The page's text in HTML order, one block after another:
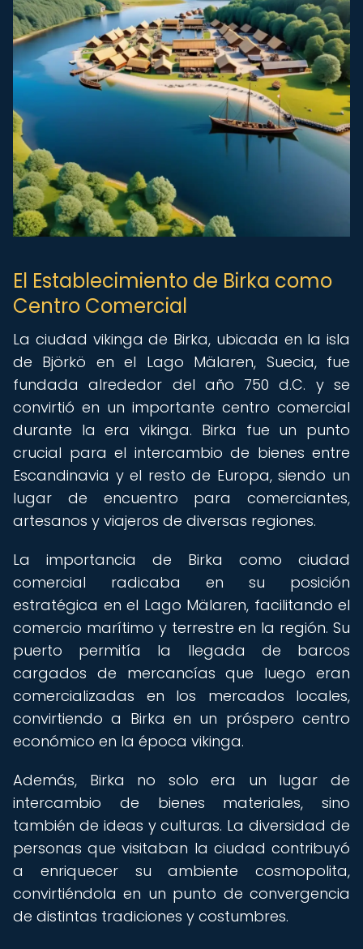
El Establecimiento de Birka como
Centro Comercial
La ciudad vikinga de Birka, ubicada en la isla
de Björkö en el Lago Mälaren, Suecia, fue
fundada alrededor del año 750 d.C. y se
convirtió en un importante centro comercial
durante la era vikinga. Birka fue un punto
crucial para el intercambio de bienes entre
Escandinavia y el resto de Europa, siendo un
lugar de encuentro para comerciantes,
artesanos y viajeros de diversas regiones.
La importancia de Birka como ciudad
comercial radicaba en su posición
estratégica en el Lago Mälaren, facilitando el
comercio marítimo y terrestre en la región. Su
puerto permitía la llegada de barcos
cargados de mercancías que luego eran
comercializadas en los mercados locales,
convirtiendo a Birka en un próspero centro
económico en la época vikinga.
Además, Birka no solo era un lugar de
intercambio de bienes materiales, sino
también de ideas y culturas. La diversidad de
personas que visitaban la ciudad contribuyó
a enriquecer su ambiente cosmopolita,
convirtiéndola en un punto de convergencia
de distintas tradiciones y costumbres.